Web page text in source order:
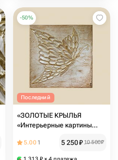
-50%
Последний
«ЗОЛОТЫЕ КРЫЛЬЯ
«Интерьерные картины
картина настольная
5.00 1 5 250₽ 10 500₽